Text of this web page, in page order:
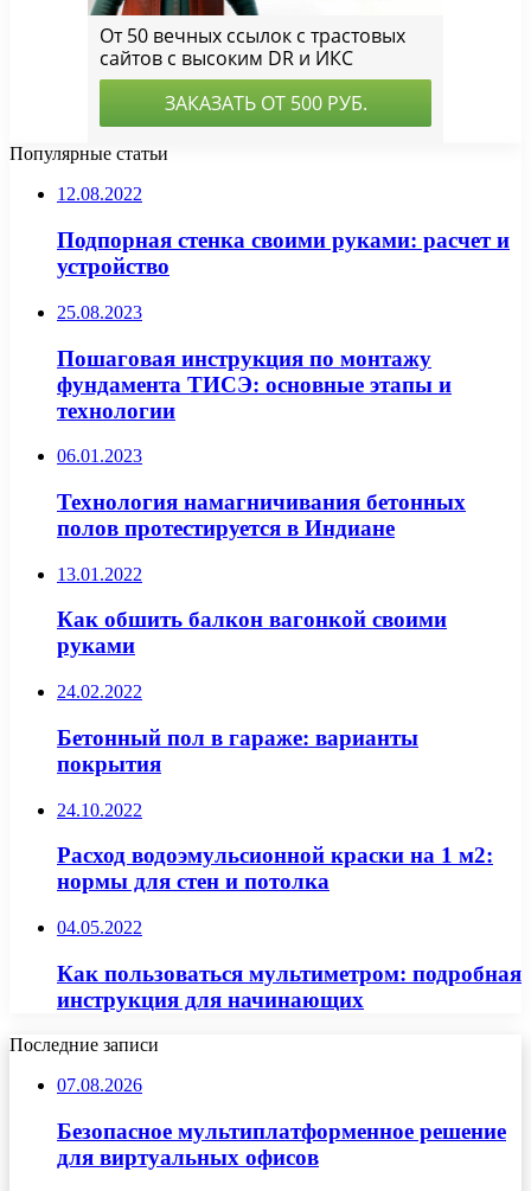
Популярные статьи
12.08.2022
Подпорная стенка своими руками: расчет и
устройство
25.08.2023
Пошаговая инструкция по монтажу
фундамента ТИСЭ: основные этапы и
технологии
06.01.2023
Технология намагничивания бетонных
полов протестируется в Индиане
13.01.2022
Как обшить балкон вагонкой своими
руками
24.02.2022
Бетонный пол в гараже: варианты
покрытия
24.10.2022
Расход водоэмульсионной краски на 1 м2:
нормы для стен и потолка
04.05.2022
Как пользоваться мультиметром: подробная
инструкция для начинающих
Последние записи
07.08.2026
Безопасное мультиплатформенное решение
для виртуальных офисов